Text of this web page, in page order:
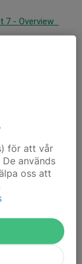
7 - Overview
11 - Overview
för att vår
används
oss att